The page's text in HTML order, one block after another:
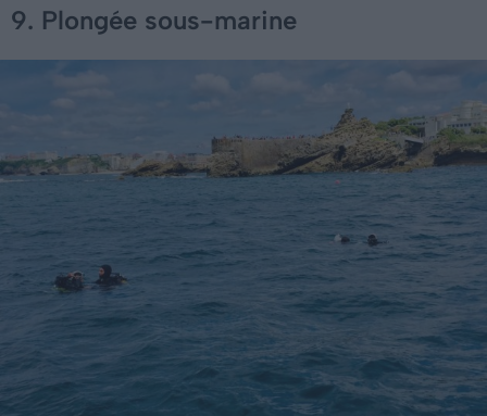
9. Plongée sous-marine